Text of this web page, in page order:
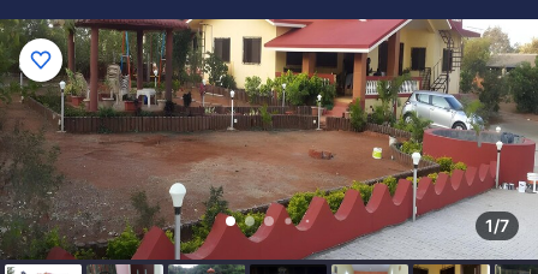
1/7